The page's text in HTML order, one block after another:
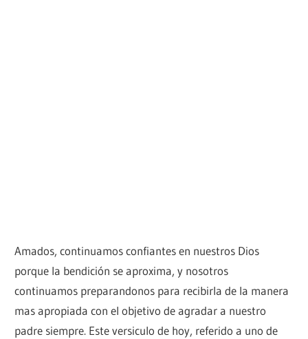
Amados, continuamos confiantes en nuestros Dios
porque la bendición se aproxima, y nosotros
continuamos preparandonos para recibirla de la manera
mas apropiada con el objetivo de agradar a nuestro
padre siempre. Este versiculo de hoy, referido a uno de